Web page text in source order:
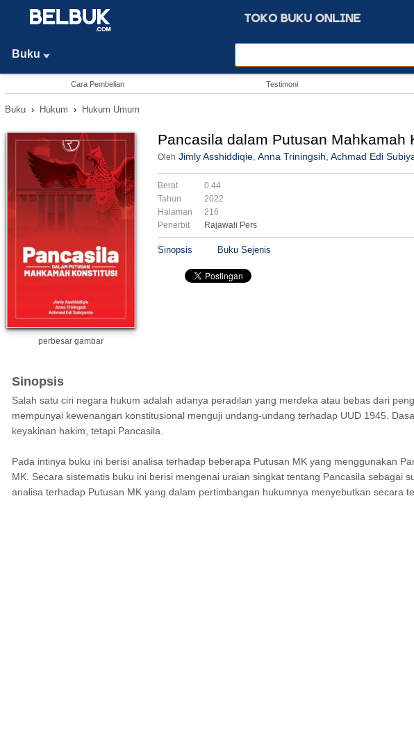
Buku
Cara Pembelian Testimoni
Buku › Hukum › Hukum Umum
perbesar gambar
Pancasila dalam Putusan Mahkamah
Oleh Jimly Asshiddiqie Anna Triningsih Achmad Edi
Berat
0.44
Tahun
2022
Halaman
216
Penerbit
Rajawali Pers
Sinopsis Buku Sejenis
Sinopsis
Salah satu ciri negara hukum adalah adanya peradilan yang merdeka atau bebas dari
mempunyai kewenangan konstitusional menguji undang-undang terhadap UUD 1945.
keyakinan hakim, tetapi Pancasila.
Pada intinya buku ini berisi analisa terhadap beberapa Putusan MK yang menggunakan
MK. Secara sistematis buku ini berisi mengenai uraian singkat tentang Pancasila
analisa terhadap Putusan MK yang dalam pertimbangan hukumnya menyebutkan secara